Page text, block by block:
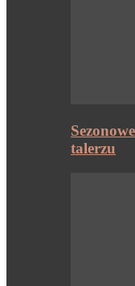
talerzu